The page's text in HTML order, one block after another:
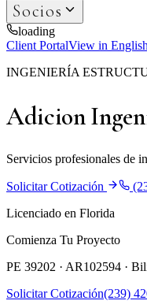
Socios
loading
Client PortalView in English
INGENIERÍA
Adicion
Servicios profesionales de
Solicitar Cotización
Licenciado en Florida
Comienza Tu Proyecto
PE 39202 · AR102594 ·
Solicitar Cotización(239)